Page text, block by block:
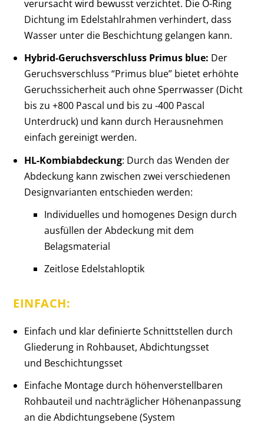
verursacht wird bewusst verzichtet. Die O-Ring
Dichtung im Edelstahlrahmen verhindert, dass
Wasser unter die Beschichtung gelangen kann.
Hybrid-Geruchsverschluss Primus blue: Der
Geruchsverschluss “Primus blue” bietet erhöhte
Geruchssicherheit auch ohne Sperrwasser (Dicht
bis zu +800 Pascal und bis zu -400 Pascal
Unterdruck) und kann durch Herausnehmen
einfach gereinigt werden.
HL-Kombiabdeckung: Durch das Wenden der
Abdeckung kann zwischen zwei verschiedenen
Designvarianten entschieden werden:
Individuelles und homogenes Design durch
ausfüllen der Abdeckung mit dem
Belagsmaterial
Zeitlose Edelstahloptik
EINFACH:
Einfach und klar definierte Schnittstellen durch
Gliederung in Rohbauset, Abdichtungsset
und Beschichtungsset
Einfache Montage durch höhenverstellbaren
Rohbauteil und nachträglicher Höhenanpassung
an die Abdichtungsebene (System